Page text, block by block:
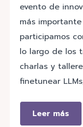
evento de
más
participamos
lo largo de los
charlas y
finetunear
Leer más